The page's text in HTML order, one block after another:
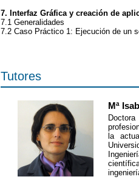
7. Interfaz Gráfica y creación de
7.1 Generalidades
7.2 Caso Práctico 1: Ejecución de un
Tutores
Mª
la